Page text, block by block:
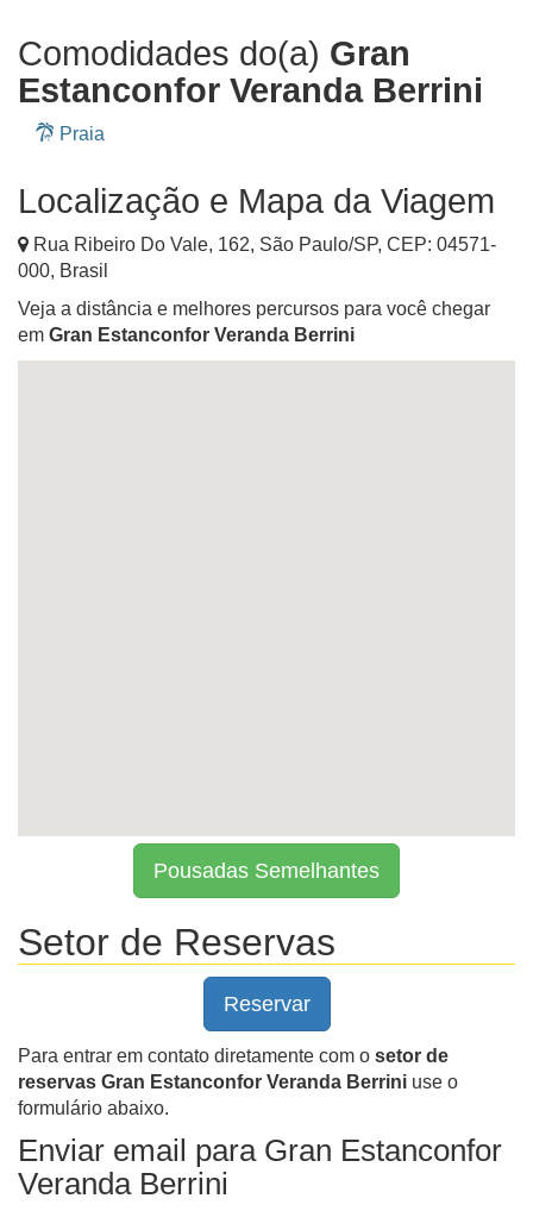
Comodidades do(a) Gran
Estanconfor Veranda Berrini
Praia
Localização e Mapa da Viagem
Rua Ribeiro Do Vale, 162, São Paulo/SP, CEP: 04571-
000, Brasil
Veja a distância e melhores percursos para você chegar
em Gran Estanconfor Veranda Berrini
Pousadas Semelhantes
Setor de Reservas
Reservar
Para entrar em contato diretamente com o setor de
reservas Gran Estanconfor Veranda Berrini use o
formulário abaixo.
Enviar email para Gran Estanconfor
Veranda Berrini